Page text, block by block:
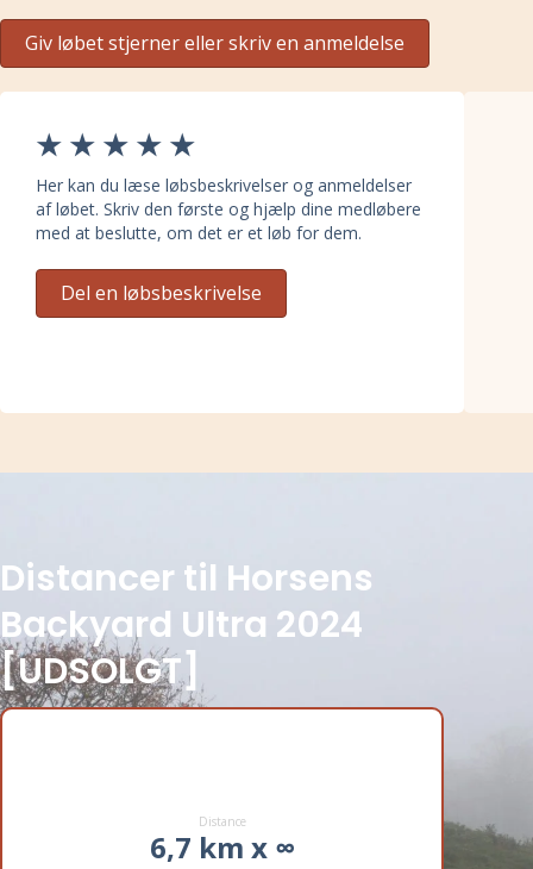
Giv løbet stjerner eller skriv en anmeldelse
Her kan du læse løbsbeskrivelser og anmeldelser
af løbet. Skriv den første og hjælp dine medløbere
med at beslutte, om det er et løb for dem.
Del en løbsbeskrivelse
Distancer til Horsens
Backyard Ultra 2024
[UDSOLGT]
Distance
6,7 km x ∞